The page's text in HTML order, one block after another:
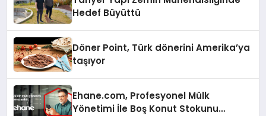
Hedef Büyüttü
Döner Point, Türk dönerini Amerika’ya
taşıyor
Ehane.com, Profesyonel Mülk
Yönetimi İle Boş Konut Stokunu